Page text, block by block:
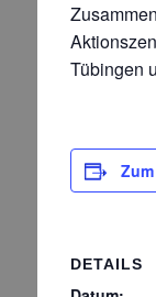
Tübingen
DETAILS